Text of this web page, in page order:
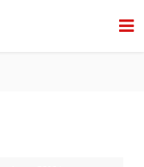
BACK TO BLOG